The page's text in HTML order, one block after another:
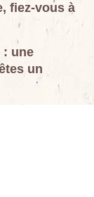
fiez-vous à
: une
un